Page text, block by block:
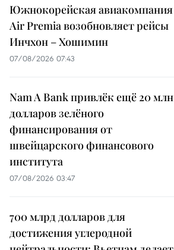
Южнокорейская авиакомпания
Air Premia возобновляет рейсы
Инчхон – Хошимин
07/08/2026 07:43
Nam A Bank привлёк ещё 20 млн
долларов зелёного
финансирования от
швейцарского финансового
института
07/08/2026 03:47
700 млрд долларов для
достижения углеродной